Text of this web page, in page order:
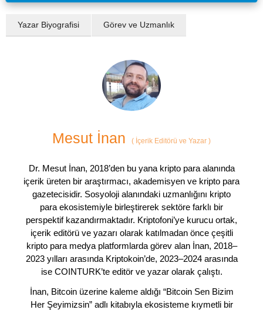
Yazar Biyografisi Görev ve Uzmanlık
Mesut İnan ( İçerik Editörü ve Yazar )
Dr. Mesut İnan, 2018’den bu yana kripto para alanında
içerik üreten bir araştırmacı, akademisyen ve kripto para
gazetecisidir. Sosyoloji alanındaki uzmanlığını kripto
para ekosistemiyle birleştirerek sektöre farklı bir
perspektif kazandırmaktadır. Kriptofoni’ye kurucu ortak,
içerik editörü ve yazarı olarak katılmadan önce çeşitli
kripto para medya platformlarda görev alan İnan, 2018–
2023 yılları arasında Kriptokoin’de, 2023–2024 arasında
ise COINTURK’te editör ve yazar olarak çalıştı.
İnan, Bitcoin üzerine kaleme aldığı “Bitcoin Sen Bizim
Her Şeyimizsin” adlı kitabıyla ekosisteme kıymetli bir